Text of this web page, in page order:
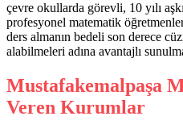
çevre okullarda görevli, 10 yılı
profesyonel matematik
ders almanın bedeli son derece
alabilmeleri adına avantajlı
Mustafakemalpaşa
Veren Kurumlar